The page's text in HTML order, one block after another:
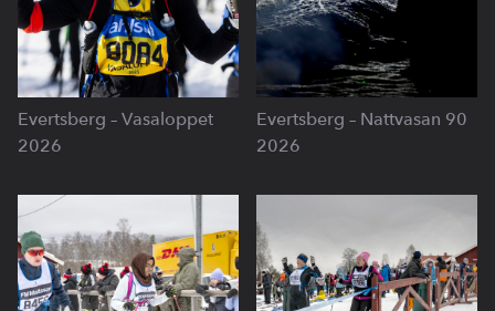
Evertsberg – Vasaloppet
2026
Evertsberg – Nattvasan 90
2026